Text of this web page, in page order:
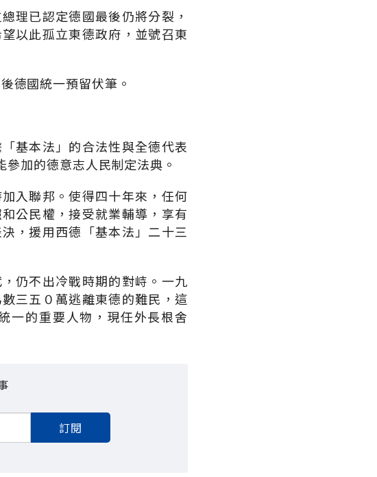
理已認定德國最後仍將分裂，
以此孤立東德政府，並號召東
德國統一預留伏筆。
基本法」的合法性與全德代表
加的德意志人民制定法典。
入聯邦。使得四十年來，任何
公民權，接受就業輔導，享有
，援用西德「基本法」二十三
仍不出冷戰時期的對峙。一九
三五０萬逃離東德的難民，這
一的重要人物，現任外長根舍
訂閱